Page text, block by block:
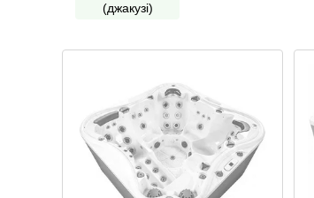
(джакузі)